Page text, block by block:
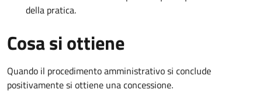
della pratica.
Cosa si ottiene
Quando il procedimento amministrativo si conclude
positivamente si ottiene una concessione.